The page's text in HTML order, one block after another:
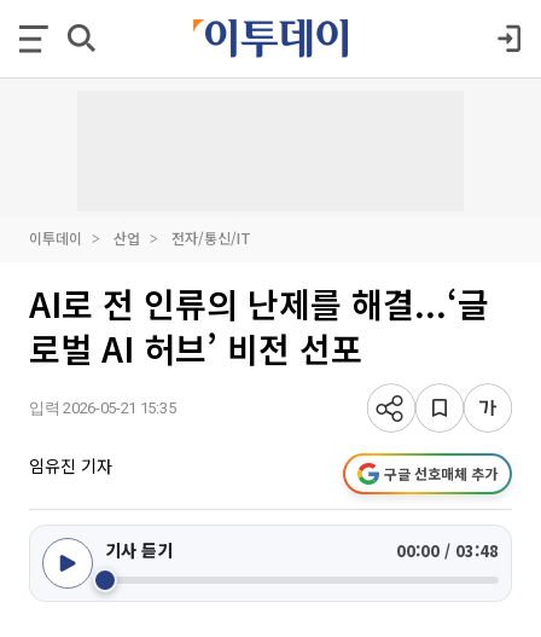
이투데이 산업 전자/통신/IT
AI로 전 인류의 난제를 해결...‘글
로벌 AI 허브’ 비전 선포
입력 2026-05-21 15:35
임유진 기자 구글 선호매체 추가
기사 듣기 00:00 / 03:48